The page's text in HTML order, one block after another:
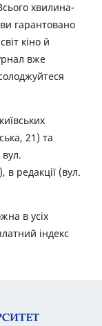
хвилина-
гарантовано
кіно й
вже
21) та
в редакції (вул.
в усіх
індекс